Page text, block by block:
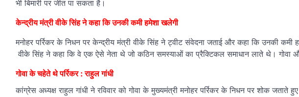
भी बिमारी पर जीत पा सकता है।
केन्द्रीय मंत्री वीके सिंह ने कहा कि उनकी कमी हमेशा खलेगी
मनोहर पर्रिकर के निधन पर केन्द्रीय मंत्री वीके सिंह ने ट्वीट संवेदना जताई और कहा कि उनकी
वीके सिंह ने कहा कि वे एक ऐसे नेता थे जो कठिन समस्याओं का प्रैक्टिकल समाधान लाते थे। गोवा
गोवा के चहेते थे पर्रिकर : राहुल गांधी
कांग्रेस अध्यक्ष राहुल गांधी ने रविवार को गोवा के मुख्यमंत्री मनोहर पर्रिकर के निधन पर शोक जताते हुए